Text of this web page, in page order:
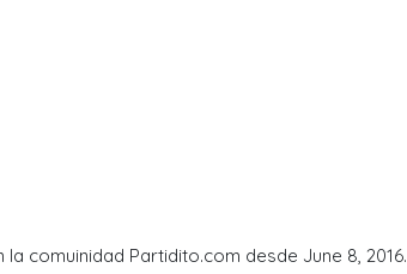
comuinidad Partidito.com desde June 8, 2016.